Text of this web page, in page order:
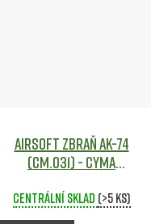
Airsoft zbraň AK-74
(CM.031) - CYMA
Centrální sklad (>5 ks)